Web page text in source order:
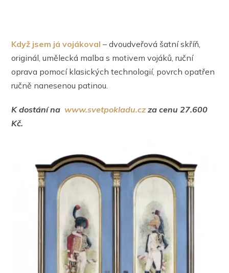
Když jsem já vojákoval – dvoudveřová šatní skříň,
originál, umělecká malba s motivem vojáků, ruční
oprava pomocí klasických technologií, povrch opatřen
ručně nanesenou patinou.
K dostání na www.svetpokladu.cz za cenu 27.600
Kč.